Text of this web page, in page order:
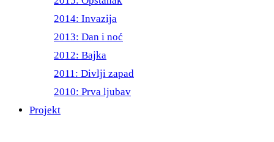
2014: Invazija
2013: Dan i noć
2012: Bajka
2011: Divlji zapad
2010: Prva ljubav
Projekt